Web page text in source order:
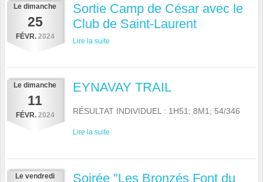
Le dimanche
25
FÉVR. 2024
Sortie Camp de César avec le
Club de Saint-Laurent
Lire la suite
Le dimanche
11
FÉVR. 2024
EYNAVAY TRAIL
RÉSULTAT INDIVIDUEL : 1H51; 8M1; 54/346
Lire la suite
Le vendredi Soirée "Les Bronzés Font du